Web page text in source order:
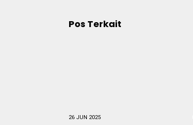
Pos Terkait
26 JUN 2025